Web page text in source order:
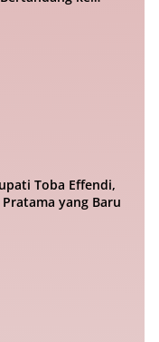
Toba Effendi,
yang Baru